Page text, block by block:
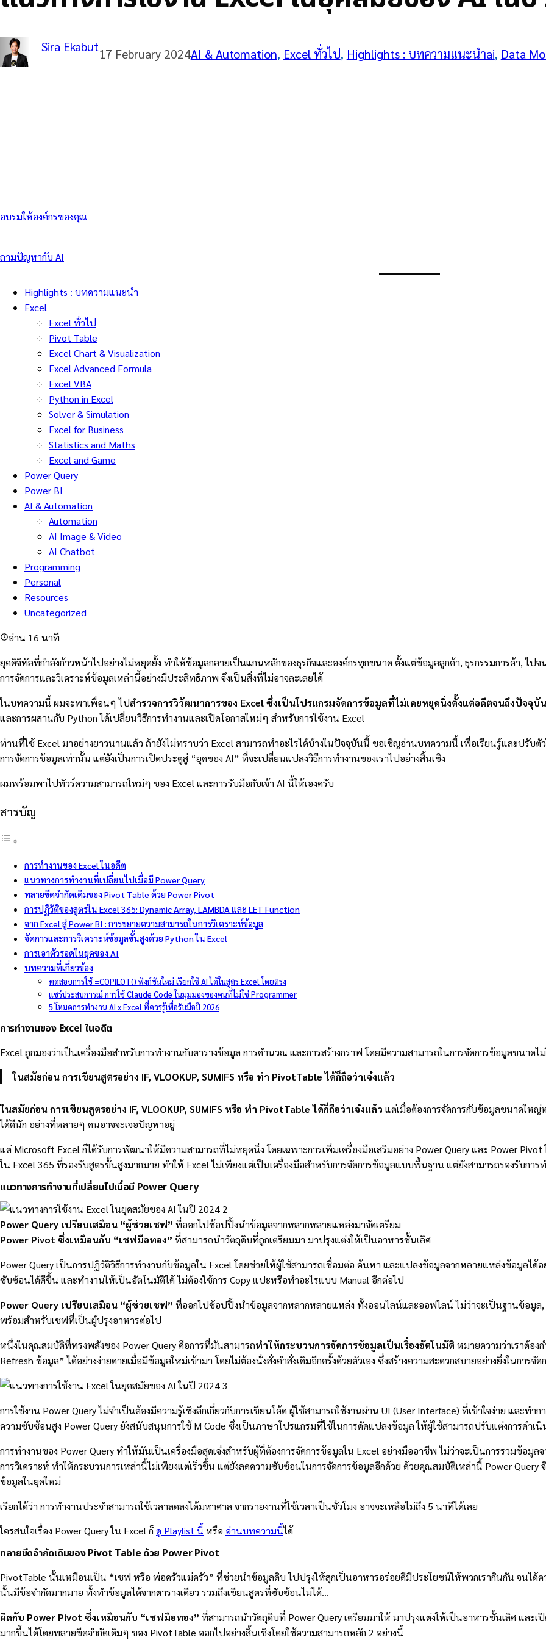
Sira Ekabut17 February 2024AI & Automation, Excel ทั่วไป, Highlights : บทความแนะนำai, Data
อบรมให้องค์กรของคุณ
ถามปัญหากับ AI
Highlights : บทความแนะนำ
Excel
Excel ทั่วไป
Pivot Table
Excel Chart & Visualization
Excel Advanced Formula
Excel VBA
Python in Excel
Solver & Simulation
Excel for Business
Statistics and Maths
Excel and Game
Power Query
Power BI
AI & Automation
Automation
AI Image & Video
AI Chatbot
Programming
Personal
Resources
Uncategorized
อ่าน 16 นาที
ยุคดิจิทัลที่กำลังก้าวหน้าไปอย่างไม่หยุดยั้ง ทำให้ข้อมูลกลายเป็นแกนหลักของธุรกิจและองค์กรทุกขนาด ตั้งแต่ข้อมูลลูกค้า, ธุรกรรมการค้า, ไป
การจัดการและวิเคราะห์ข้อมูลเหล่านี้อย่างมีประสิทธิภาพ จึงเป็นสิ่งที่ไม่อาจละเลยได้
ในบทความนี้ ผมจะพาเพื่อนๆ ไปสำรวจการวิวัฒนาการของ Excel ซึ่งเป็นโปรแกรมจัดการข้อมูลที่ไม่เคยหยุดนิ่งตั้งแต่อดีตจนถึงปัจจุบัน
และการผสานกับ Python ได้เปลี่ยนวิธีการทำงานและเปิดโอกาสใหม่ๆ สำหรับการใช้งาน Excel
ท่านที่ใช้ Excel มาอย่างยาวนานแล้ว ถ้ายังไม่ทราบว่า Excel สามารถทำอะไรได้บ้างในปัจจุบันนี้ ขอเชิญอ่านบทความนี้ เพื่อเรียนรู้และปรับ
การจัดการข้อมูลเท่านั้น แต่ยังเป็นการเปิดประตูสู่ “ยุคของ AI” ที่จะเปลี่ยนแปลงวิธีการทำงานของเราไปอย่างสิ้นเชิง
ผมพร้อมพาไปทัวร์ความสามารถใหม่ๆ ของ Excel และการรับมือกับเจ้า AI นี้ให้เองครับ
สารบัญ
การทำงานของ Excel ในอดีต
แนวทางการทำงานที่เปลี่ยนไปเมื่อมี Power Query
ทลายขีดจำกัดเดิมของ Pivot Table ด้วย Power Pivot
การปฏิวัติของสูตรใน Excel 365: Dynamic Array, LAMBDA และ LET Function
จาก Excel สู่ Power BI : การขยายความสามารถในการวิเคราะห์ข้อมูล
จัดการและการวิเคราะห์ข้อมูลขั้นสูงด้วย Python ใน Excel
การเอาตัวรอดในยุคของ AI
บทความที่เกี่ยวข้อง
ทดสอบการใช้ =COPILOT() ฟังก์ชันใหม่ เรียกใช้ AI ได้ในสูตร Excel โดยตรง
แชร์ประสบการณ์ การใช้ Claude Code ในมุมมองของคนที่ไม่ใช่ Programmer
5 โหมดการทำงาน AI x Excel ที่ควรรู้เพื่อรับมือปี 2026
การทำงานของ Excel ในอดีต
Excel ถูกมองว่าเป็นเครื่องมือสำหรับการทำงานกับตารางข้อมูล การคำนวณ และการสร้างกราฟ โดยมีความสามารถในการจัดการข้อมูลขนาด
ในสมัยก่อนการเขียนสูตรอย่าง IF, VLOOKUP, SUMIFS หรือ ทำ PivotTable ได้ก็ถือว่าเจ๋งแล้ว
ในสมัยก่อนการเขียนสูตรอย่าง IF, VLOOKUP, SUMIFS หรือ ทำ PivotTable ได้ก็ถือว่าเจ๋งแล้ว แต่เมื่อต้องการจัดการกับข้อมูลขนาดให
ได้ดีนัก อย่างที่หลายๆ คนอาจจะเจอปัญหาอยู่
แต่ Microsoft Excel ก็ได้รับการพัฒนาให้มีความสามารถที่ไม่หยุดนิ่ง โดยเฉพาะการเพิ่มเครื่องมือเสริมอย่าง Power Query และ Power
ใน Excel 365 ที่รองรับสูตรขั้นสูงมากมาย ทำให้ Excel ไม่เพียงแต่เป็นเครื่องมือสำหรับการจัดการข้อมูลแบบพื้นฐาน แต่ยังสามารถรองรับกา
แนวทางการทำงานที่เปลี่ยนไปเมื่อมี Power Query
Power Query เปรียบเสมือน “ผู้ช่วยเชฟ” ที่ออกไปช้อปปิ้งนำข้อมูลจากหลากหลายแหล่งมาจัดเตรียม
Power Pivot ซึ่งเหมือนกับ “เชฟมือทอง” ที่สามารถนำวัตถุดิบที่ถูกเตรียมมา มาปรุงแต่งให้เป็นอาหารชั้นเลิศ
Power Query เป็นการปฏิวัติวิธีการทำงานกับข้อมูลใน Excel โดยช่วยให้ผู้ใช้สามารถเชื่อมต่อ ค้นหา และแปลงข้อมูลจากหลายแหล่งข้อมูลไ
ซับซ้อนได้ดีขึ้น และทำงานให้เป็นอัตโนมัติได้ ไม่ต้องใช้การ Copy แปะหรือทำอะไรแบบ Manual อีกต่อไป
Power Query เปรียบเสมือน “ผู้ช่วยเชฟ” ที่ออกไปช้อปปิ้งนำข้อมูลจากหลากหลายแหล่ง ทั้งออนไลน์และออฟไลน์ ไม่ว่าจะเป็นฐานข้อมูล,
พร้อมสำหรับเชฟที่เป็นผู้ปรุงอาหารต่อไป
หนึ่งในคุณสมบัติที่ทรงพลังของ Power Query คือการที่มันสามารถทำให้กระบวนการจัดการข้อมูลเป็นเรื่องอัตโนมัติ หมายความว่าเราต้อง
Refresh ข้อมูล” ได้อย่างง่ายดายเมื่อมีข้อมูลใหม่เข้ามา โดยไม่ต้องนั่งสั่งคำสั่งเดิมอีกครั้งด้วยตัวเอง ซึ่งสร้างความสะดวกสบายอย่างยิ่งในการ
การใช้งาน Power Query ไม่จำเป็นต้องมีความรู้เชิงลึกเกี่ยวกับการเขียนโค้ด ผู้ใช้สามารถใช้งานผ่าน UI (User Interface) ที่เข้าใจง่าย แล
ความซับซ้อนสูง Power Query ยังสนับสนุนการใช้ M Code ซึ่งเป็นภาษาโปรแกรมที่ใช้ในการดัดแปลงข้อมูล ให้ผู้ใช้สามารถปรับแต่งการดำเนิ
การทำงานของ Power Query ทำให้มันเป็นเครื่องมือสุดเจ๋งสำหรับผู้ที่ต้องการจัดการข้อมูลใน Excel อย่างมืออาชีพ ไม่ว่าจะเป็นการรวมข้อ
การวิเคราะห์ ทำให้กระบวนการเหล่านี้ไม่เพียงแต่เร็วขึ้น แต่ยังลดความซับซ้อนในการจัดการข้อมูลอีกด้วย ด้วยคุณสมบัติเหล่านี้ Power
ข้อมูลในยุคใหม่
เรียกได้ว่า การทำงานประจำสามารถใช้เวลาลดลงได้มหาศาล จากรายงานที่ใช้เวลาเป็นชั่วโมง อาจจะเหลือไม่ถึง 5 นาทีได้เลย
ใครสนใจเรื่อง Power Query ใน Excel ก็ดู Playlist นี้ หรือ อ่านบทความนี้ได้
ทลายขีดจำกัดเดิมของ Pivot Table ด้วย Power Pivot
PivotTable นั้นเหมือนเป็น “เชฟ หรือ พ่อครัวแม่ครัว” ที่ช่วยนำข้อมูลดิบ ไปปรุงให้สุกเป็นอาหารอร่อยดีมีประโยชน์ให้พวกเรากินกัน จนได้
นั้นมีข้อจำกัดมากมาย ทั้งทำข้อมูลได้จากตารางเดียว รวมถึงเขียนสูตรที่ซับซ้อนไม่ได้…
ผิดกับ Power Pivot ซึ่งเหมือนกับ “เชฟมือทอง” ที่สามารถนำวัตถุดิบที่ Power Query เตรียมมาให้ มาปรุงแต่งให้เป็นอาหารชั้นเลิศ และ
มากขึ้นได้โดยทลายขีดจำกัดเดิมๆ ของ PivotTable ออกไปอย่างสิ้นเชิงโดยใช้ความสามารถหลัก 2 อย่างนี้